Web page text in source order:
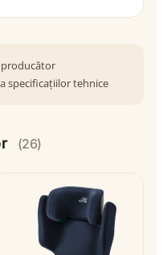
specificațiilor tehnice
(26)